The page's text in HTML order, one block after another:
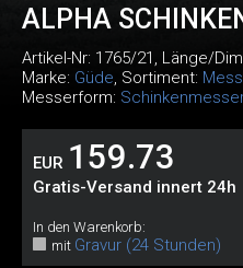
ALPHA
Artikel-Nr: 1765/21 , Länge/
Marke: Güde, Sortiment:
Messerform:
EUR 159.73
Gratis-Versand innert 24h
In den Warenkorb:
mit Gravur (24 Stunden)